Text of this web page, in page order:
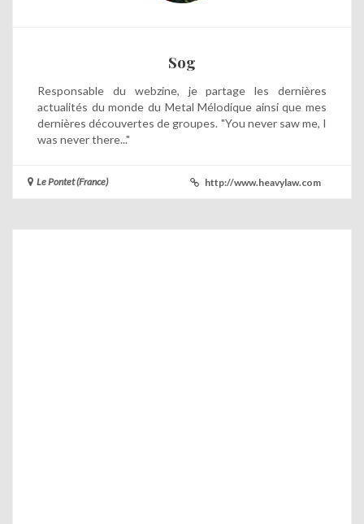
Sog
Responsable du webzine, je partage les dernières
actualités du monde du Metal Mélodique ainsi que mes
dernières découvertes de groupes. "You never saw me, I
was never there..."
Le Pontet (France) http://www.heavylaw.com